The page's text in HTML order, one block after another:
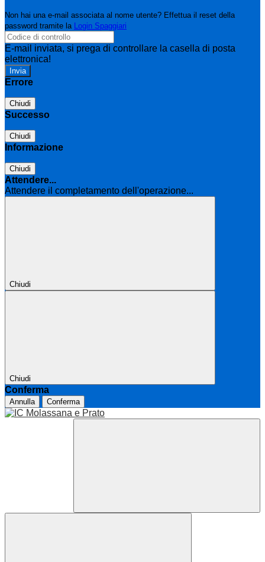
Non hai una e-mail associata al nome utente? Effettua il reset della
password tramite la Login Spaggiari
E-mail inviata, si prega di controllare la casella di posta
elettronica!
Errore
Chiudi
Successo
Chiudi
Informazione
Chiudi
Attendere...
Attendere il completamento dell'operazione...
Chiudi
Chiudi
Conferma
Annulla Conferma